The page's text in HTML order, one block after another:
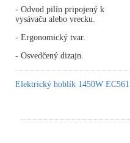
- Odvod pilín pripojený k
vysávaču alebo vrecku.
- Ergonomický tvar.
- Osvedčený dizajn.
Elektrický hoblík 1450W EC561